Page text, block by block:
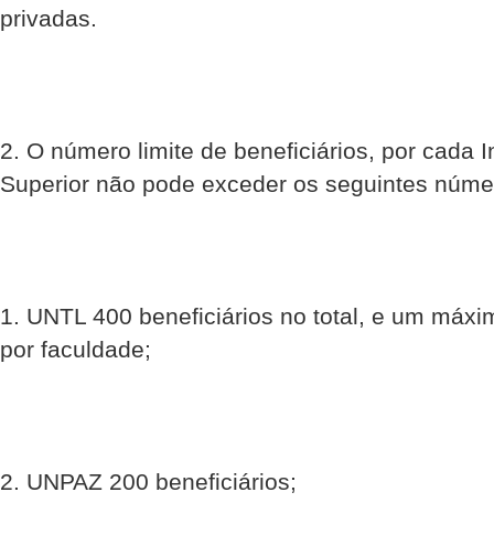
privadas.
2. O número limite de beneficiários, por cada
Superior não pode exceder os seguintes
1. UNTL 400 beneficiários no total, e um
por faculdade;
2. UNPAZ 200 beneficiários;